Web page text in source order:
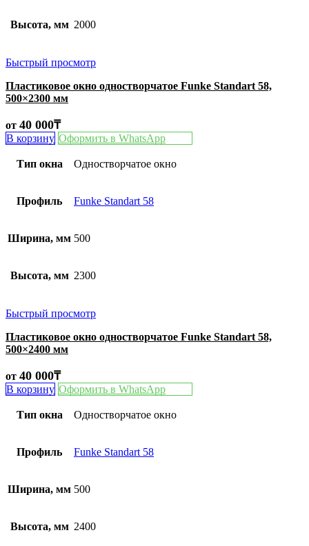
Высота, мм 2000
Быстрый просмотр
Пластиковое окно одностворчатое Funke Standart 58,
500×2300 мм
от 40 000₸
В корзину Оформить в WhatsApp
Тип окна Одностворчатое окно
Профиль Funke Standart 58
Ширина, мм 500
Высота, мм 2300
Быстрый просмотр
Пластиковое окно одностворчатое Funke Standart 58,
500×2400 мм
от 40 000₸
В корзину Оформить в WhatsApp
Тип окна Одностворчатое окно
Профиль Funke Standart 58
Ширина, мм 500
Высота, мм 2400